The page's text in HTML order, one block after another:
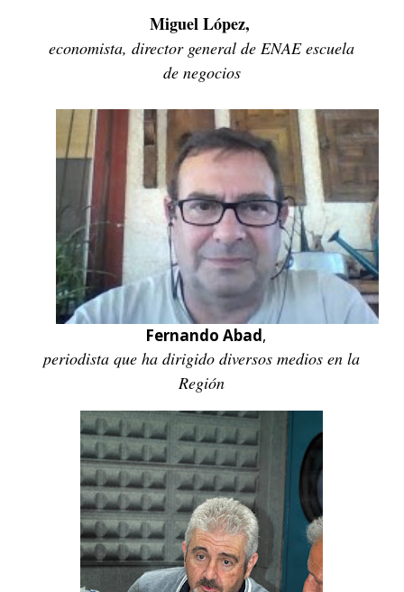
Miguel López,
economista, director general de ENAE escuela
de negocios
Fernando Abad,
periodista que ha dirigido diversos medios en la
Región